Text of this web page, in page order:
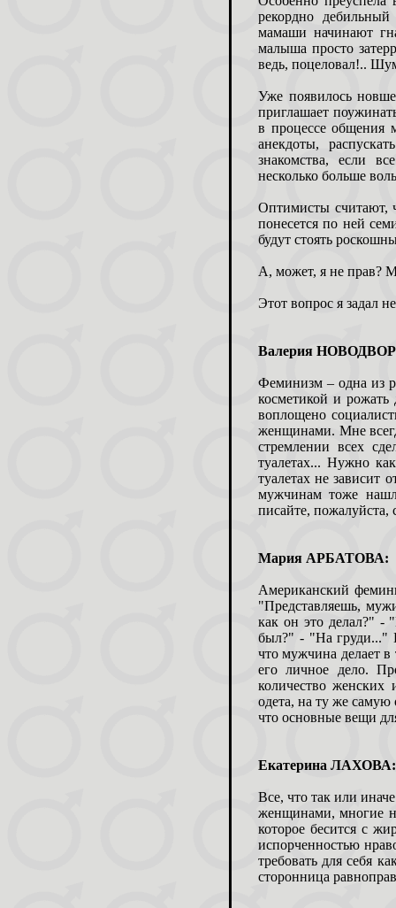
рекордно дебильный
мамаши начинают
малыша просто
ведь, поцеловал!..
Уже появилось
приглашает
в процессе общения
анекдоты,
знакомства, если
несколько больше
Оптимисты считают,
понесется по ней
будут стоять
А, может, я не прав?
Этот вопрос я задал
Валерия
Феминизм – одна из
косметикой и
воплощено
женщинами. Мне
стремлении всех
туалетах... Нужно
туалетах не зависит
мужчинам тоже
писайте, пожалуйста,
Мария АРБАТОВА:
Американский
"Представляешь,
как он это делал?" -
был?" - "На груди..."
что мужчина делает в
его личное дело.
количество
одета, на ту же самую
что основные вещи
Екатерина ЛАХОВА:
Все, что так или
женщинами, многие
которое бесится с
испорченностью
требовать для себя
сторонница